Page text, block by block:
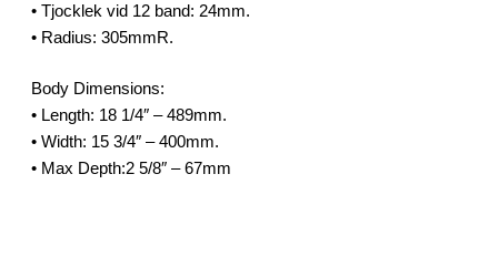
• Tjocklek vid 12 band: 24mm.
• Radius: 305mmR.
Body Dimensions:
• Length: 18 1/4″ – 489mm.
• Width: 15 3/4″ – 400mm.
• Max Depth:2 5/8″ – 67mm